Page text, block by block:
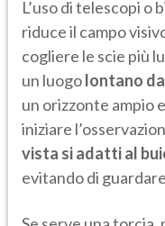
L’uso di telescopi o
riduce il campo
cogliere le scie più
un luogolontano
un orizzonte ampio
iniziare
vista si adatti al
evitando di